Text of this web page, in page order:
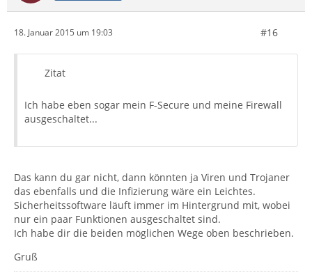
18. Januar 2015 um 19:03 #16
Zitat
Ich habe eben sogar mein F-Secure und meine Firewall
ausgeschaltet...
Das kann du gar nicht, dann könnten ja Viren und Trojaner
das ebenfalls und die Infizierung wäre ein Leichtes.
Sicherheitssoftware läuft immer im Hintergrund mit, wobei
nur ein paar Funktionen ausgeschaltet sind.
Ich habe dir die beiden möglichen Wege oben beschrieben.
Gruß